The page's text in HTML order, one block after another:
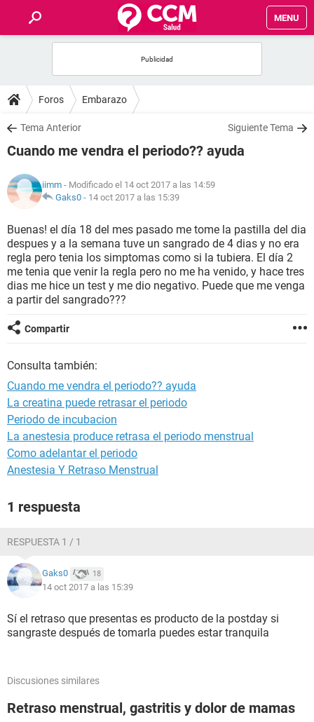
MENU
FOROS
SALUD
NUTRICIÓN
BIENESTAR
SEXUALIDAD
GLOSARIO
Foros Embarazo
Tema Anterior Siguiente Tema
Cuando me vendra el periodo?? ayuda
iimm - Modificado el 14 oct 2017 a las 14:59
Gaks0 - 14 oct 2017 a las 15:39
Buenas! el día 18 del mes pasado me tome la pastilla del dia
despues y a la semana tuve un sangrado de 4 dias y no era
regla pero tenia los simptomas como si la tubiera. El día 2
me tenia que venir la regla pero no me ha venido, y hace tres
dias me hice un test y me dio negativo. Puede que me venga
a partir del sangrado???
Compartir
Consulta también:
Cuando me vendra el periodo?? ayuda
La creatina puede retrasar el periodo
Periodo de incubacion
La anestesia produce retrasa el periodo menstrual
Como adelantar el periodo
Anestesia Y Retraso Menstrual
1 respuesta
RESPUESTA 1 / 1
Gaks0 18
14 oct 2017 a las 15:39
Sí el retraso que presentas es producto de la postday si
sangraste después de tomarla puedes estar tranquila
Discusiones similares
Retraso menstrual, gastritis y dolor de mamas